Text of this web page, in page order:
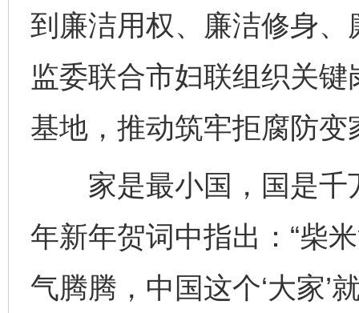
到廉洁用权、廉洁修身
监委联合市妇联组织关
基地，推动筑牢拒腐防
家是最小国，国是千
年新年贺词中指出：“柴
气腾腾，中国这个‘大家’